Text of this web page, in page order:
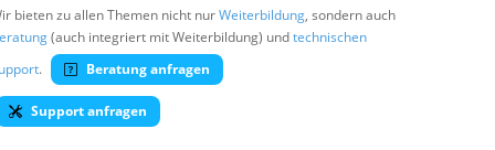
bieten zu allen Themen nicht nurWeiterbildung, sondern auch
(auch integriert mit Weiterbildung) undtechnischen
. Beratung anfragen
Support anfragen